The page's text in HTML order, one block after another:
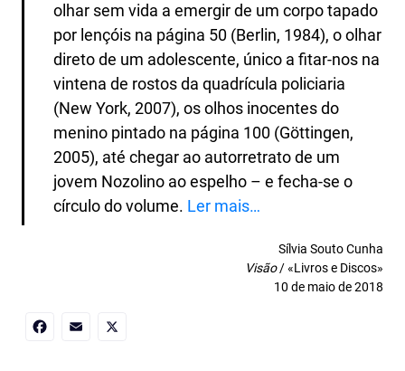
olhar sem vida a emergir de um corpo tapado
por lençóis na página 50 (Berlin, 1984), o olhar
direto de um adolescente, único a fitar-nos na
vintena de rostos da quadrícula policiaria
(New York, 2007), os olhos inocentes do
menino pintado na página 100 (Göttingen,
2005), até chegar ao autorretrato de um
jovem Nozolino ao espelho – e fecha-se o
círculo do volume. Ler mais…
Sílvia Souto Cunha
Visão/ «Livros e Discos»
10 de maio de 2018